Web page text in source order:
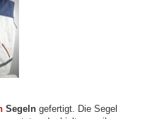
Segeln gefertigt. Die Segel